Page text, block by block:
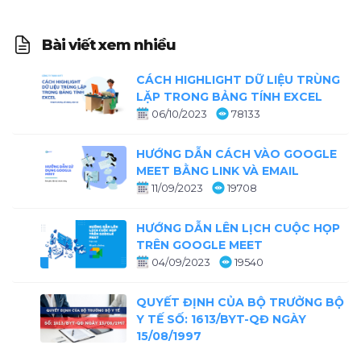
Bài viết xem nhiều
CÁCH HIGHLIGHT DỮ LIỆU TRÙNG
LẶP TRONG BẢNG TÍNH EXCEL
06/10/2023 78133
HƯỚNG DẪN CÁCH VÀO GOOGLE
MEET BẰNG LINK VÀ EMAIL
11/09/2023 19708
HƯỚNG DẪN LÊN LỊCH CUỘC HỌP
TRÊN GOOGLE MEET
04/09/2023 19540
QUYẾT ĐỊNH CỦA BỘ TRƯỞNG BỘ
Y TẾ SỐ: 1613/BYT-QĐ NGÀY
15/08/1997